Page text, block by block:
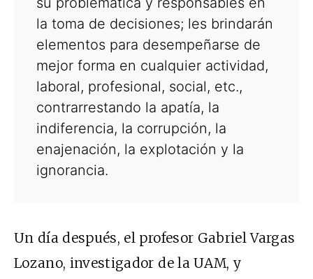
la toma de decisiones; les brindarán
elementos para desempeñarse de
mejor forma en cualquier actividad,
laboral, profesional, social, etc.,
contrarrestando la apatía, la
indiferencia, la corrupción, la
enajenación, la explotación y la
ignorancia.
Un día después, el profesor Gabriel Vargas
Lozano, investigador de la UAM, y